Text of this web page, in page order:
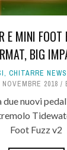
E MINI
BIG
, CHITARRE NEWS
NOVEMBRE 2018
due nuovi
Foot Fuzz v2